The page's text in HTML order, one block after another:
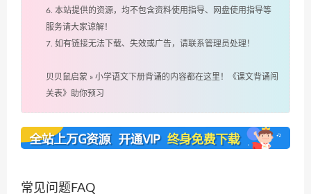
6. 本站提供的资源，均不包含资料使用指导、网盘使用指导等
服务请大家谅解！
7. 如有链接无法下载、失效或广告，请联系管理员处理！
贝贝鼠启蒙 » 小学语文下册背诵的内容都在这里！《课文背诵闯
关表》助你预习
常见问题FAQ